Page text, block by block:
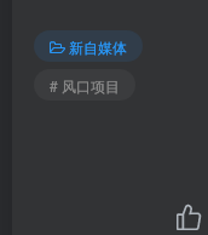
新自媒体
# 风口项目